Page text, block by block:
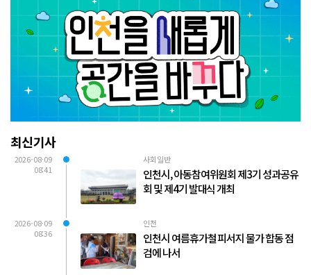
최신기사
2026-08-09
08:41
사회일반
인천시, 아동참여위원회 제3기 성과공유
회 및 제4기 발대식 개최
2026-08-09
08:36
인천
인천시 여름휴가철 피서지 물가 합동 점
검에 나서